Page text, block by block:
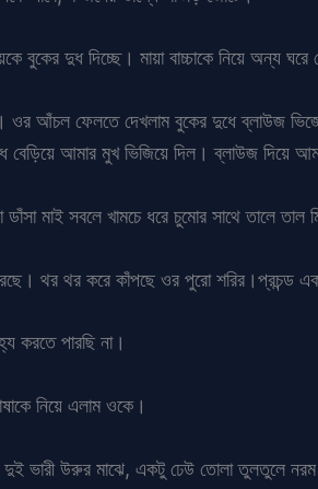
বুকের দুধ দিচ্ছে। মায়া বাচ্চাকে নিয়ে অন্য ঘরে
ওর আঁচল ফেলতে দেখলাম বুকের দুধে ব্লাউজ
বেড়িয়ে আমার মুখ ভিজিয়ে দিল। ব্লাউজ দিয়ে
মাই সবলে খামচে ধরে চুমোর সাথে তালে
থর থর করে কাঁপছে ওর পুরো শরির।প্রচন্ড
করতে পারছি না।
নিয়ে এলাম ওকে।
ভারী উরুর মাঝে, একটু ঢেউ তোলা তুলতুলে